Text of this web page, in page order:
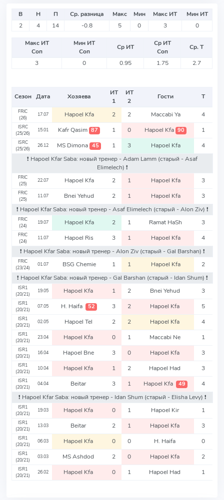
В Н П Ср. разница Макс Мин Макс ИТ
Мин ИТ
2
4 14 -0.8 5 0 3 0
Макс ИТ
Соп
Мин ИТ
Соп
Ср ИТ
Ср ИТ
Соп
Ср. Т
3
0 0.95 1.75 2.7
Сезон Дата Хозяева
ИТ
1
ИТ
2
Гости Т
FRIC
(26)
17.07 Hapoel Kfa 2 2 Maccabi Ya 4
ISRC
(25/26)
15.01 Kafr Qasim 87 1 0 Hapoel Kfa 90 1
ISRC
(25/26)
26.12 MS Dimona 45 1 3 Hapoel Kfa
4
❗️ Hapoel Kfar Saba: новый тренер - Adam Lamm (старый - Asaf
Elimelech) ❗️
FRIC
(25)
22.07 Hapoel Kfa 2 1 Hapoel Kfa 3
FRIC
(25)
11.07 Bnei Yehud 2 1 Hapoel Kfa
3
❗️ Hapoel Kfar Saba: новый тренер - Asaf Elimelech (старый - Alon Ziv) ❗️
FRIC
(24)
19.07 Hapoel Kfa 2 1 Ramat HaSh 3
FRIC
(24)
11.07 Hapoel Ris 3 1 Hapoel Kfa
4
❗️ Hapoel Kfar Saba: новый тренер - Alon Ziv (старый - Gal Barshan) ❗️
FRIC
(23/24)
01.07 BSG Chemie 1 1 Hapoel Kfa
2
❗️ Hapoel Kfar Saba: новый тренер - Gal Barshan (старый - Idan Shum) ❗️
ISR1
(20/21)
19.05 Hapoel Kfa 1 2 Bnei Yehud 3
ISR1
(20/21)
07.05 H. Haifa 52 3 2 Hapoel Kfa 5
ISR1
(20/21)
02.05 Hapoel Tel 2 2 Hapoel Kfa 4
ISR1
(20/21)
23.04 Hapoel Kfa 0 1 Maccabi Ne 1
ISR1
(20/21)
16.04 Hapoel Bne 3 0 Hapoel Kfa 3
ISR1
(20/21)
10.04 Hapoel Kfa 1 2 Hapoel Had 3
ISR1
(20/21)
04.04 Beitar 3 1 Hapoel Kfa 49
4
❗️ Hapoel Kfar Saba: новый тренер - Idan Shum (старый - Elisha Levy) ❗️
ISR1
(20/21)
19.03 Hapoel Kfa 0 1 Hapoel Kir 1
ISR1
(20/21)
13.03 Beitar 2 1 Hapoel Kfa 3
ISR1
(20/21)
06.03 Hapoel Kfa 0 0 H. Haifa 0
ISR1
(20/21)
03.03 MS Ashdod 2 0 Hapoel Kfa 2
ISR1
(20/21)
26.02 Hapoel Kfa 0 1 Hapoel Had 1